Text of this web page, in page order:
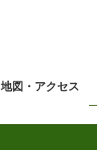
地図・アクセス